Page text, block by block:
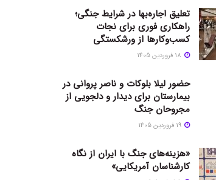
تعلیق اجاره‌بها در شرایط جنگی؛
راهکاری فوری برای نجات
کسب‌وکارها از ورشکستگی
حضور لیلا بلوکات و ناصر پروانی در
بیمارستان برای دیدار و دلجویی از
مجروحان جنگ
«هزینه‌های جنگ با ایران از نگاه
کارشناسان آمریکایی»